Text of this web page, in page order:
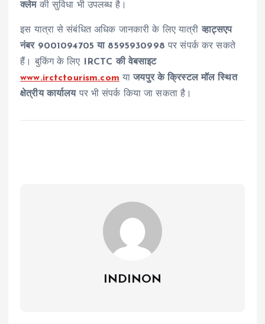
क्लेमकी सुविधा भी उपलब्ध है।
इस यात्रा से संबंधित अधिक जानकारी के लिए यात्रीव्हाट्सएप
नंबर 9001094705 या 8595930998 पर संपर्क कर सकते
हैं। बुकिंग के लिए
IRCTC की वेबसाइट
www.irctctourism.com याजयपुर के क्रिस्टल मॉल स्थित
क्षेत्रीय कार्यालयपर भी संपर्क किया जा सकता है।
INDINON